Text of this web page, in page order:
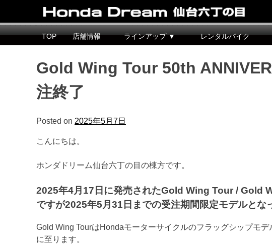
Honda Dream 仙台六丁の目
宮城県仙台市のホンダバイク専売店
TOP 店舗情報 ラインアップ ▼ レンタルバイク
Gold Wing Tour 50th
注終了
Posted on 2025年5月7日
こんにちは。
ホンダドリーム仙台六丁の目の棟方です。
2025年4月17日に発売されたGold Wing Tour / Gold
ですが2025年5月31日までの受注期間限定モデルとな
Gold Wing TourはHondaモーターサイクルのフラッグシップモ
に至ります。